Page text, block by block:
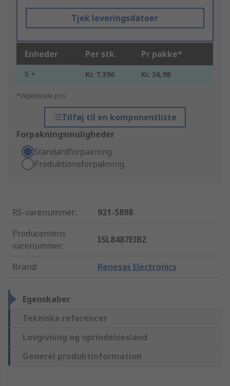
Tjek leveringsdatoer
Enheder Per stk. Pr pakke*
5 + Kr. 7,396 Kr. 36,98
*Vejledende pris
Tilføj til en komponentliste
Forpakningsmuligheder
Standardforpakning
Produktionsforpakning
RS-varenummer:
921-5898
Producentens
varenummer:
ISL8487EIBZ
Brand: Renesas Electronics
Egenskaber
Tekniske referencer
Lovgivning og oprindelsesland
Generel produktinformation